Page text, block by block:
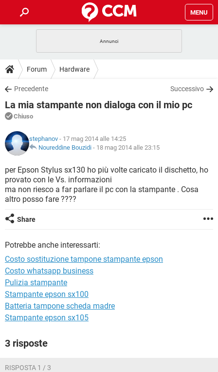
MENU
INTRATTENIMENTO
iOS
INSTAGRAM WHATSAPP
TIKTOK
HARDWARE
GUIDE
COVID-19
iOS
INSTAGRAM
TIKTOK FACEBOOK
DOWNLOAD
COVID-19 GAMING
INTRATTENIMENTO
iOS WINDOWS 10
INSTAGRAM
TIKTOK FACEBOOK
HARDWARE
FORUM
COVID-19
INTRATTENIMENTO ANDROID
INSTAGRAM
TIKTOK
HARDWARE
GLOSSARIO
COVID-19
INTRATTENIMENTO ANDROID
iOS WINDOWS 10
INSTAGRAM
TIKTOK
Forum Hardware
Precedente Successivo
La mia stampante non dialoga con il mio pc
Chiuso
stephanov - 17 mag 2014 alle 14:25
Noureddine Bouzidi - 18 mag 2014 alle 23:15
per Epson Stylus sx130 ho più volte caricato il dischetto, ho
provato con le Vs. informazioni
ma non riesco a far parlare il pc con la stampante . Cosa
altro posso fare ????
Share
Potrebbe anche interessarti:
Costo sostituzione tampone stampante epson
Costo whatsapp business
Pulizia stampante
Stampante epson sx100
Batteria tampone scheda madre
Stampante epson sx105
3 risposte
RISPOSTA 1 / 3